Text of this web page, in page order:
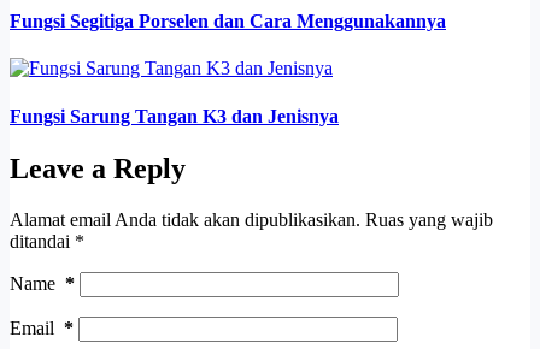
Fungsi Segitiga Porselen dan Cara Menggunakannya
Fungsi Sarung Tangan K3 dan Jenisnya
Leave a Reply
Alamat email Anda tidak akan dipublikasikan. Ruas yang wajib
ditandai *
Name *
Email *